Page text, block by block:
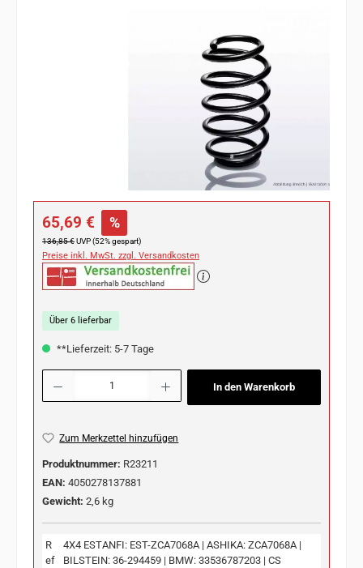
Verkaufspreis:
65,69 € %
Regulärer Preis:
136,85 €UVP (52% gespart)
Preise inkl. MwSt. zzgl. Versandkosten
Über 6 lieferbar
**Lieferzeit: 5-7 Tage
Produkt Anzahl: Gib den gewünschten Wert ein oder benutze die Schaltflächen
In den Warenkorb
Zum Merkzettel hinzufügen
Produktnummer: R23211
EAN: 4050278137881
Gewicht: 2,6 kg
R
ef
4X4 ESTANFI: EST-ZCA7068A | ASHIKA: ZCA7068A |
BILSTEIN: 36-294459 | BMW: 33536787203 | CS